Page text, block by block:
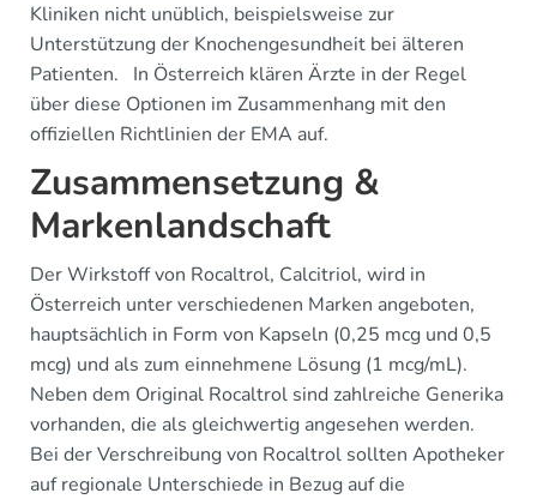
Kliniken nicht unüblich, beispielsweise zur
Unterstützung der Knochengesundheit bei älteren
Patienten. In Österreich klären Ärzte in der Regel
über diese Optionen im Zusammenhang mit den
offiziellen Richtlinien der EMA auf.
Zusammensetzung &
Markenlandschaft
Der Wirkstoff von Rocaltrol, Calcitriol, wird in
Österreich unter verschiedenen Marken angeboten,
hauptsächlich in Form von Kapseln (0,25 mcg und 0,5
mcg) und als zum einnehmene Lösung (1 mcg/mL).
Neben dem Original Rocaltrol sind zahlreiche Generika
vorhanden, die als gleichwertig angesehen werden.
Bei der Verschreibung von Rocaltrol sollten Apotheker
auf regionale Unterschiede in Bezug auf die